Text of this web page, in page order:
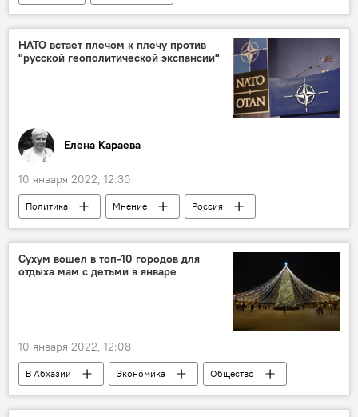
НАТО встает плечом к плечу против
"русской геополитической экспансии"
Елена Караева
10 января 2022, 12:30
Политика Мнение
Россия
НАТО
Колумнисты
Сухум вошел в топ-10 городов для
отдыха мам с детьми в январе
10 января 2022, 12:08
В Абхазии Экономика
Общество
Отдых в Абхазии
Сухум